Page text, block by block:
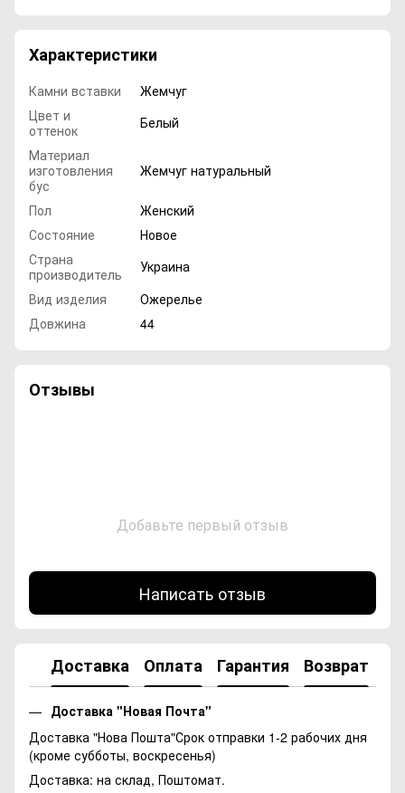
Характеристики
Камни вставки
Жемчуг
Цвет и
оттенок
Белый
Материал
изготовления
бус
Жемчуг натуральный
Пол
Женский
Состояние
Новое
Страна
производитель
Украина
Вид изделия
Ожерелье
Довжина
44
Отзывы
Добавьте первый отзыв
Написать отзыв
Доставка Оплата Гарантия Возврат
Доставка "Новая Почта"
Доставка "Нова Пошта"Срок отправки 1-2 рабочих дня
(кроме субботы, воскресенья)
Доставка: на склад, Поштомат.